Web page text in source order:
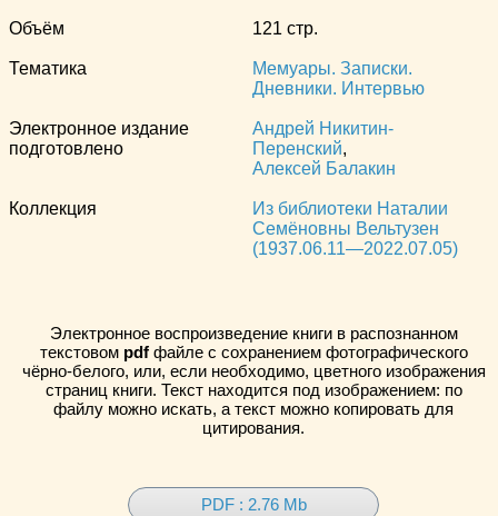
Объём 121 стр.
Тематика
Мемуары. Записки.
Дневники. Интервью
Электронное издание
подготовлено
Андрей Никитин-
Перенский,
Алексей Балакин
Коллекция
Из библиотеки Наталии
Семёновны Вельтузен
(1937.06.11—2022.07.05)
Электронное воспроизведение книги в распознанном
текстовом pdfфайле с сохранением фотографического
чёрно-белого, или, если необходимо, цветного изображения
страниц книги. Текст находится под изображением: по
файлу можно искать, а текст можно копировать для
цитирования.
PDF : 2.76 Mb